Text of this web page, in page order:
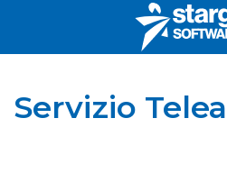
Servizio